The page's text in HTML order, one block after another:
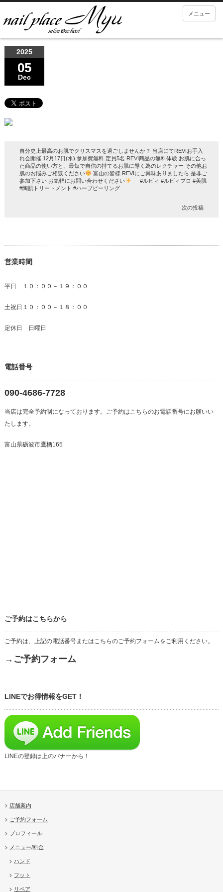
メニュー
2025
05
Dec
自分史上最高のお肌でクリスマスを過ごしませんか？ 当店にてREVIお手入
れ会開催 12月17日(水) 参加費無料 定員5名 REVI商品の無料体験 お肌に合っ
た商品の使い方と、最短で自信の持てるお肌に導く為のレクチャー その他お
肌のお悩みご相談ください
富山の皆様 REVIにご興味ありましたら 是非ご
参加下さい お気軽にお問い合わせください
#ルビィ #ルビィプロ #美肌
#陶肌トリートメント #ハーブピーリング
次の投稿
営業時間
平日 １０：００－１９：００
土祝日１０：００－１８：００
定休日 日曜日
電話番号
090-4686-7728
当店は完全予約制になっております。ご予約はこちらのお電話番号にお願いい
たします。
富山県砺波市鷹栖165
ご予約はこちらから
ご予約は、上記の電話番号またはこちらのご予約フォームをご利用ください。
→ご予約フォーム
LINEでお得情報をGET！
LINEの登録は上のバナーから！
店舗案内
ご予約フォーム
プロフィール
メニュー/料金
ハンド
フット
リペア